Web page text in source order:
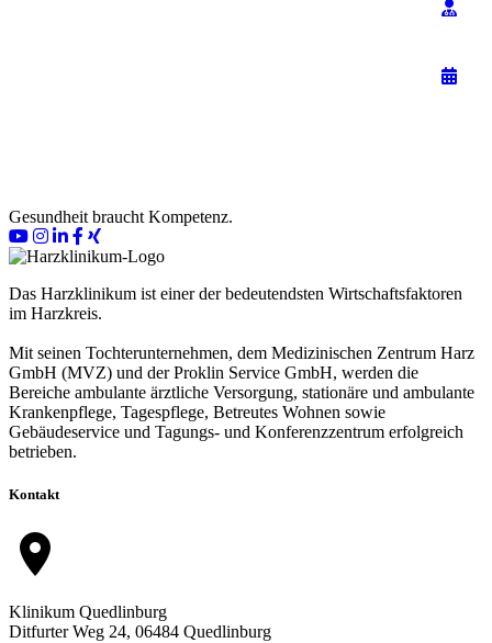
Gesundheit braucht Kompetenz.
Das Harzklinikum ist einer der bedeutendsten Wirtschaftsfaktoren
im Harzkreis.
Mit seinen Tochterunternehmen, dem Medizinischen Zentrum Harz
GmbH (MVZ) und der Proklin Service GmbH, werden die
Bereiche ambulante ärztliche Versorgung, stationäre und ambulante
Krankenpflege, Tagespflege, Betreutes Wohnen sowie
Gebäudeservice und Tagungs- und Konferenzzentrum erfolgreich
betrieben.
Kontakt
location_on
Klinikum Quedlinburg
Ditfurter Weg 24, 06484 Quedlinburg